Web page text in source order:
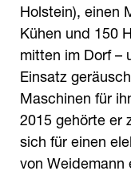
Holstein), einen
Kühen und 150
mitten im Dorf –
Einsatz
Maschinen für
2015 gehörte er
sich für einen
von Weidemann